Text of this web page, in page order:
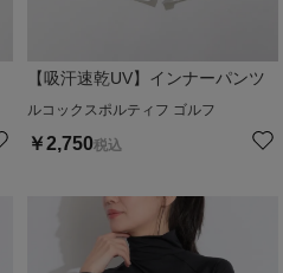
【吸汗速乾UV】インナーパンツ
ルコックスポルティフ ゴルフ
￥2,750税込